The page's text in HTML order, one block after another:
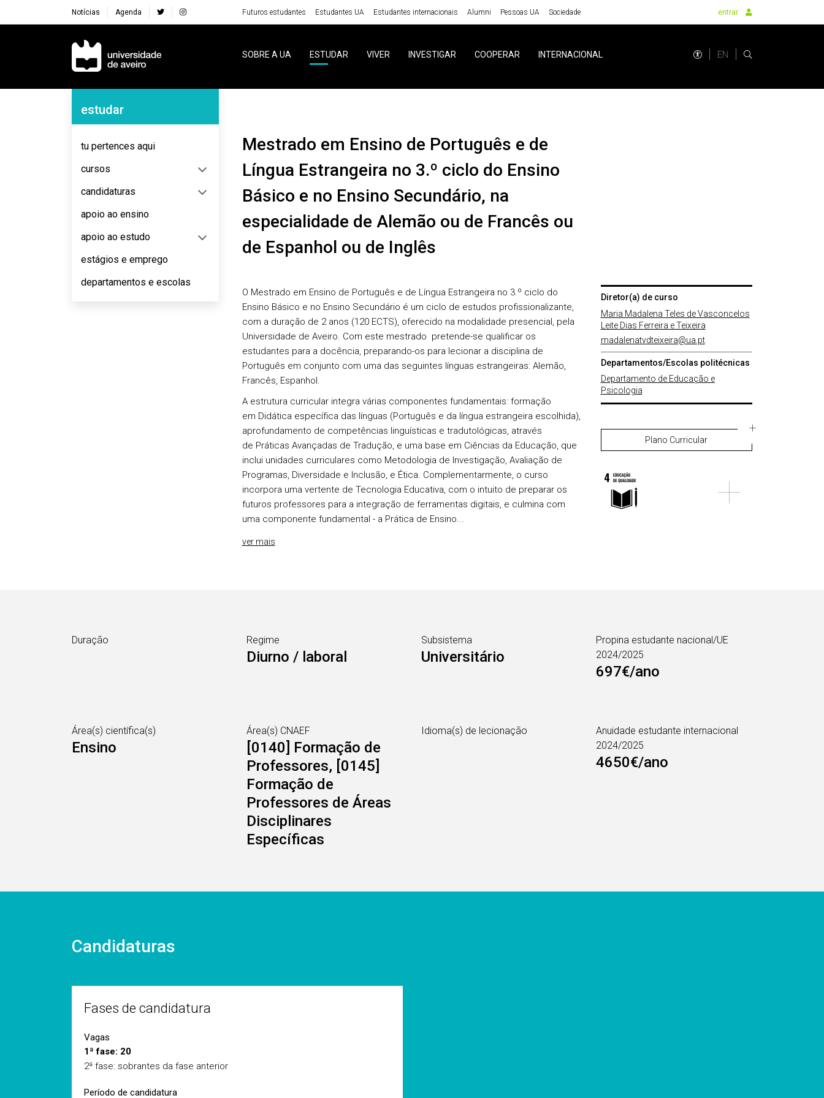
Notícias Agenda Futuros estudantes Estudantes UA Estudantes internacionais Alumni Pessoas UA Sociedade entrar
Navegação Principal
SOBRE A UA ESTUDAR VIVER INVESTIGAR COOPERAR INTERNACIONAL EN
Navegação Lateral
estudar
tu pertences aqui
cursos
candidaturas
apoio ao ensino
apoio ao estudo
estágios e emprego
departamentos e escolas
Mestrado em Ensino de Português e de
Língua Estrangeira no 3.º ciclo do Ensino
Básico e no Ensino Secundário, na
especialidade de Alemão ou de Francês ou
de Espanhol ou de Inglês
O Mestrado em Ensino de Português e de Língua Estrangeira no 3.º ciclo do
Ensino Básico e no Ensino Secundário é um ciclo de estudos profissionalizante,
com a duração de 2 anos (120 ECTS), oferecido na modalidade presencial, pela
Universidade de Aveiro. Com este mestrado pretende-se qualificar os
estudantes para a docência, preparando-os para lecionar a disciplina de
Português em conjunto com uma das seguintes línguas estrangeiras: Alemão,
Francês, Espanhol.
A estrutura curricular integra várias componentes fundamentais: formação
em Didática específica das línguas (Português e da língua estrangeira escolhida),
aprofundamento de competências linguísticas e tradutológicas, através
de Práticas Avançadas de Tradução, e uma base em Ciências da Educação, que
inclui unidades curriculares como Metodologia de Investigação, Avaliação de
Programas, Diversidade e Inclusão, e Ética. Complementarmente, o curso
incorpora uma vertente de Tecnologia Educativa, com o intuito de preparar os
futuros professores para a integração de ferramentas digitais, e culmina com
uma componente fundamental - a Prática de Ensino...
ver mais
Diretor(a) de curso
Maria Madalena Teles de Vasconcelos
Leite Dias Ferreira e Teixeira
madalenatvdteixeira@ua.pt
Departamentos/Escolas politécnicas
Departamento de Educação e
Psicologia
Plano Curricular
Duração Regime
Diurno / laboral
Subsistema
Universitário
Propina estudante nacional/UE
2024/2025
697€/ano
Área(s) científica(s)
Ensino
Área(s) CNAEF
[0140] Formação de
Professores, [0145]
Formação de
Professores de Áreas
Disciplinares
Específicas
Idioma(s) de lecionação
Anuidade estudante internacional
2024/2025
4650€/ano
Candidaturas
Fases de candidatura
Vagas
1ª fase: 20
2ª fase: sobrantes da fase anterior
Período de candidatura